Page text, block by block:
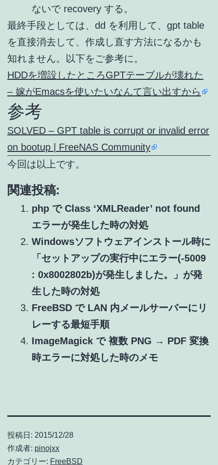
ないで recovery する。
最終手段としては、dd を利用して、gpt table
を直接消去して、作成し直す方法になるかも
知れません。以下をご参考に。
HDDを増設したところGPTテーブルが壊れた
– 嫁がEmacsを使いたいなんて言い出すから
参考
SOLVED – GPT table is corrupt or invalid error
on bootup | FreeNAS Community
今回は以上です。
関連投稿:
php で Class ‘XMLReader’ not found
エラーが発生した時の対処
Windowsソフトウェアインストール時に
「セットアップの実行中にエラー(-5009
: 0x8002802b)が発生しました。」が発
生した時の対処
FreeBSD で LAN 内メールサーバーにリ
レーする最短手順
ImageMagick で 複数 PNG → PDF 変換
時エラーに対処した時のメモ
投稿日: 2015/12/28
作成者: pinojxx
カテゴリー: FreeBSD